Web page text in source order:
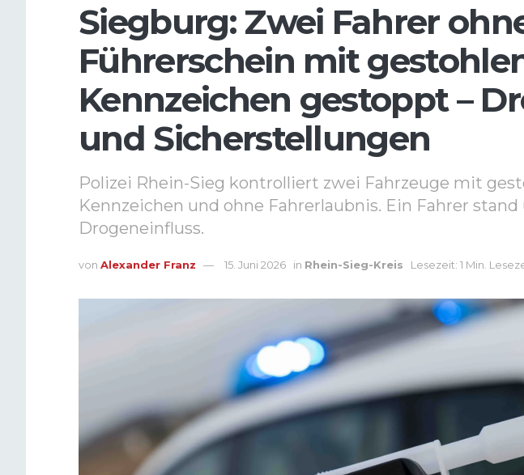
Siegburg: Zwei Fahrer
Führerschein mit
Kennzeichen gestoppt –
und Sicherstellungen
Polizei Rhein-Sieg kontrolliert zwei Fahrzeuge mit
Kennzeichen und ohne Fahrerlaubnis. Ein Fahrer
Drogeneinfluss.
von Alexander Franz 15. Juni 2026 in Rhein-Sieg-Kreis Lesezeit: 1 Min.